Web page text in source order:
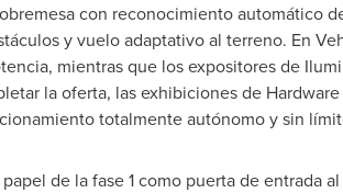
con reconocimiento automático
y vuelo adaptativo al terreno. En
mientras que los expositores de
la oferta, las exhibiciones de
totalmente autónomo y sin
de la fase 1 como puerta de entrada